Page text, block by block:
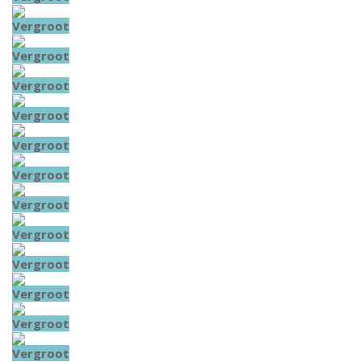
Vergroot
Vergroot
Vergroot
Vergroot
Vergroot
Vergroot
Vergroot
Vergroot
Vergroot
Vergroot
Vergroot
Vergroot